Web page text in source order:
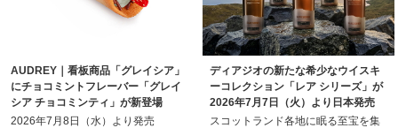
AUDREY｜看板商品「グレイシア」
にチョコミントフレーバー「グレイ
シア チョコミンティ」が新登場
2026年7月8日（水）より発売
ディアジオの新たな希少なウイスキ
ーコレクション「レア シリーズ」が
2026年7月7日（火）より日本発売
スコットランド各地に眠る至宝を集